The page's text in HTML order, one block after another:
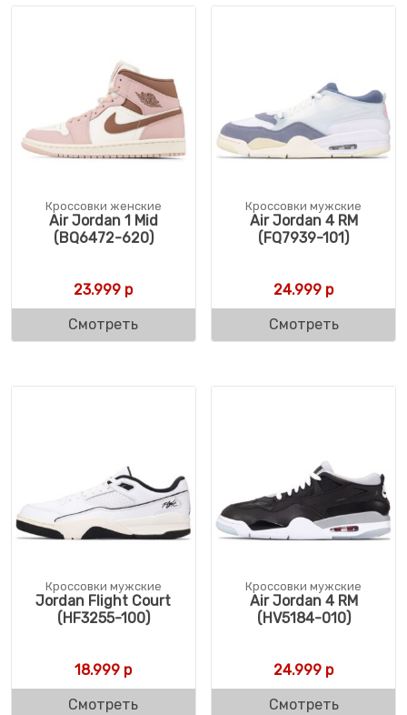
Кроссовки женские
Air Jordan 1 Mid
(BQ6472-620)
23.999 р
Смотреть
Кроссовки мужские
Air Jordan 4 RM
(FQ7939-101)
24.999 р
Смотреть
Кроссовки мужские
Jordan Flight Court
(HF3255-100)
18.999 р
Смотреть
Кроссовки мужские
Air Jordan 4 RM
(HV5184-010)
24.999 р
Смотреть